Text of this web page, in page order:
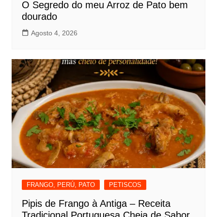
O Segredo do meu Arroz de Pato bem
dourado
Agosto 4, 2026
FRANGO, PERÚ, PATO PETISCOS
Pipis de Frango à Antiga – Receita
Tradicional Portuguesa Cheia de Sabor